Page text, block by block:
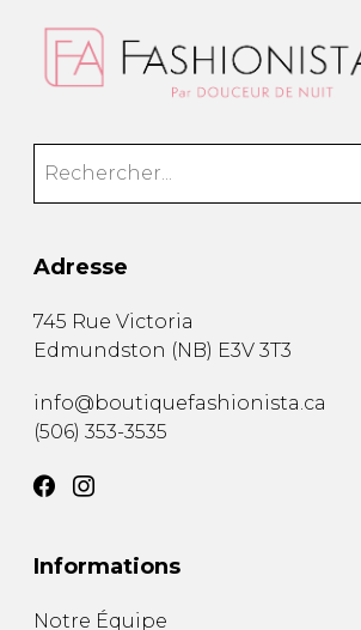
Adresse
745 Rue Victoria
Edmundston (NB) E3V 3T3
info@boutiquefashionista.ca
(506) 353-3535
Informations
Notre Équipe